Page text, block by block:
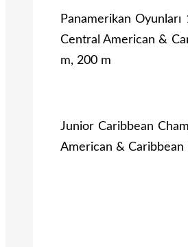
Panamerikan
Central American &
m, 200 m
Junior Caribbean
American & Caribbean